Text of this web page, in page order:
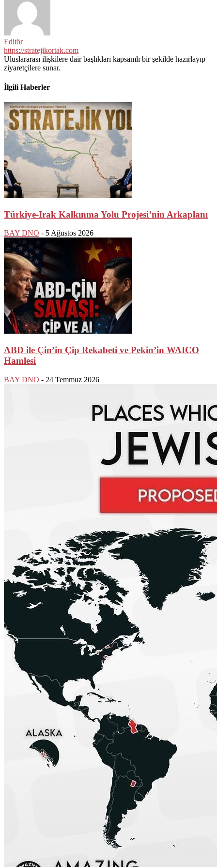
Editör
https://stratejikortak.com
Uluslararası ilişkilere dair başlıkları kapsamlı bir şekilde hazırlayıp
ziyaretçilere sunar.
İlgili Haberler
Türkiye-Irak Kalkınma Yolu Projesi’nin Arkaplanı
BAY DNO - 5 Ağustos 2026
ABD ile Çin’in Çip Rekabeti ve Pekin’in WAICO
Hamlesi
BAY DNO - 24 Temmuz 2026